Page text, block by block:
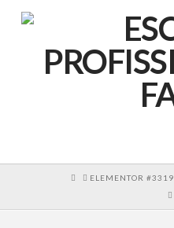
HOMEELEMENTOR #3319